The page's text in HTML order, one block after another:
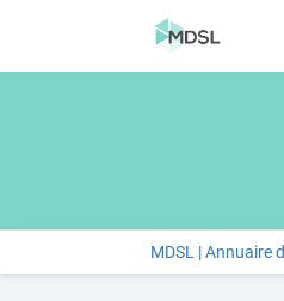
MDSL | Annuaire